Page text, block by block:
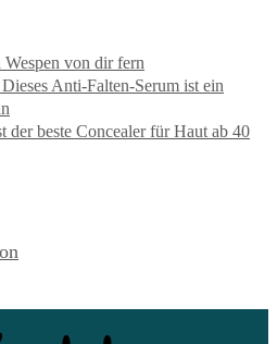
Wespen von dir fern
Anti-Falten-Serum ist ein
der beste Concealer für Haut ab 40